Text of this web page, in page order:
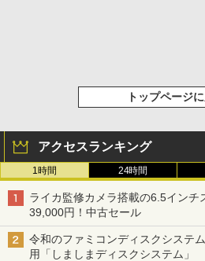
トップページ
アクセスランキング
1時間 24時間
ライカ監修カメラ搭載の6.5インチ
39,000円！中古セール
令和のファミコンディスクシステ
用「しましまディスクシステム」